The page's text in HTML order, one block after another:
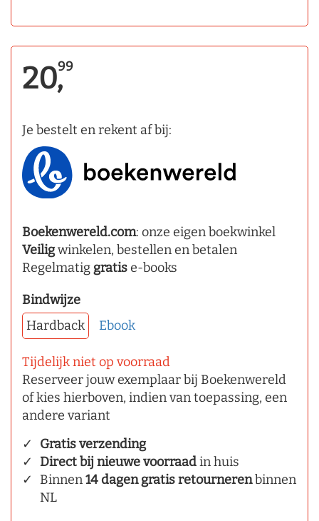
20,99
Je bestelt en rekent af bij:
Boekenwereld.com: onze eigen boekwinkel
Veiligwinkelen, bestellen en betalen
Regelmatig gratise-books
Bindwijze
Hardback
Ebook
Tijdelijk niet op voorraad
Reserveer jouw exemplaar bij Boekenwereld
of kies hierboven, indien van toepassing, een
andere variant
Gratis verzending
Direct bij nieuwe voorraadin huis
Binnen14 dagen gratis retournerenbinnen
NL